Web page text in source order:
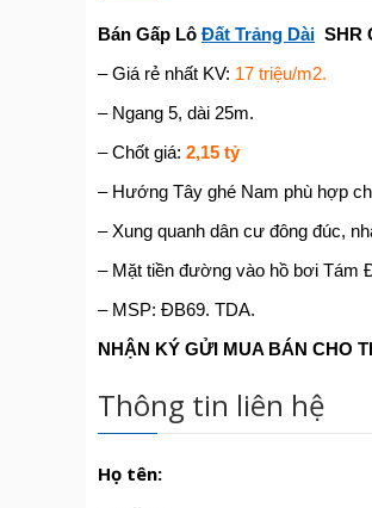
Bán Gấp Lô Đất Trảng Dài SHR
– Giá rẻ nhất KV: 17 triệu/m2.
– Ngang 5, dài 25m.
– Chốt giá: 2,15 tỷ
– Hướng Tây ghé Nam phù hợp
– Xung quanh dân cư đông đúc,
– Mặt tiền đường vào hồ bơi Tám
– MSP: ĐB69. TDA.
NHẬN KÝ GỬI MUA BÁN CHO
Thông tin liên hệ
Họ tên: